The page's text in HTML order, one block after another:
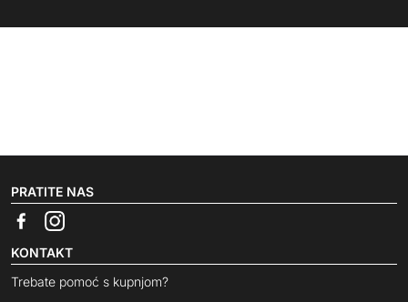
PRATITE NAS
KONTAKT
Trebate pomoć s kupnjom?